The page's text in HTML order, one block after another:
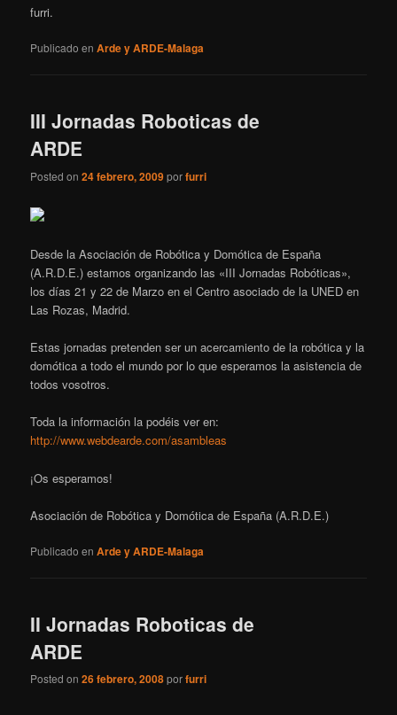
furri.
Publicado en Arde y ARDE-Malaga
III Jornadas Roboticas de
ARDE
Posted on24 febrero, 2009porfurri
Desde la Asociación de Robótica y Domótica de España
(A.R.D.E.) estamos organizando las «III Jornadas Robóticas»,
los días 21 y 22 de Marzo en el Centro asociado de la UNED en
Las Rozas, Madrid.
Estas jornadas pretenden ser un acercamiento de la robótica y la
domótica a todo el mundo por lo que esperamos la asistencia de
todos vosotros.
Toda la información la podéis ver en:
http://www.webdearde.com/asambleas
¡Os esperamos!
Asociación de Robótica y Domótica de España (A.R.D.E.)
Publicado en Arde y ARDE-Malaga
II Jornadas Roboticas de
ARDE
Posted on26 febrero, 2008porfurri